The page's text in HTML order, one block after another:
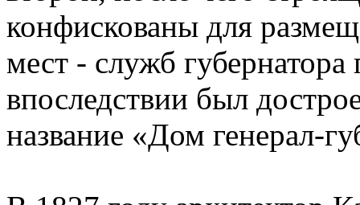
конфискованы для
мест - служб
впоследствии был
название «Дом генерал-